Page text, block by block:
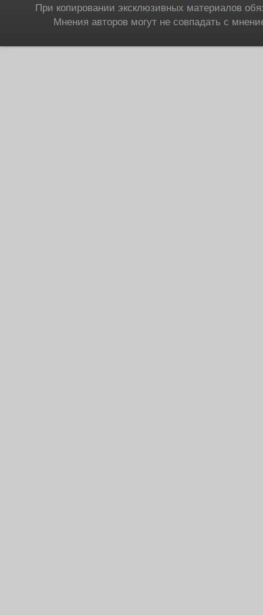
При копировании эксклюзивных материалов
Мнения авторов могут не совпадать с